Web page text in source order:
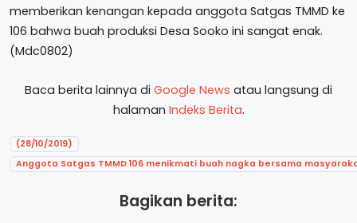
memberikan kenangan kepada anggota Satgas TMMD ke
106 bahwa buah produksi Desa Sooko ini sangat enak.
(Mdc0802)
Baca berita lainnya di Google News atau langsung di
halaman Indeks Berita.
(28/10/2019)
Anggota Satgas TMMD 106 menikmati buah nagka bersama
Bagikan berita: